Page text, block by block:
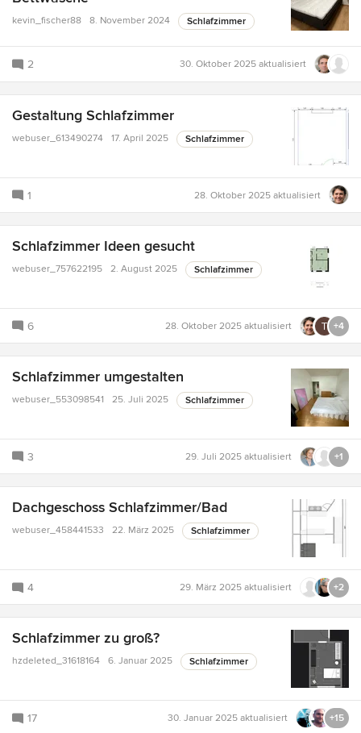
kevin_fischer88 8. November 2024 Schlafzimmer
2 30. Oktober 2025 aktualisiert
Gestaltung Schlafzimmer
webuser_613490274 17. April 2025 Schlafzimmer
1 28. Oktober 2025 aktualisiert
Schlafzimmer Ideen gesucht
webuser_757622195 2. August 2025 Schlafzimmer
6 28. Oktober 2025 aktualisiert +4
Schlafzimmer umgestalten
webuser_553098541 25. Juli 2025 Schlafzimmer
3 29. Juli 2025 aktualisiert +1
Dachgeschoss Schlafzimmer/Bad
webuser_458441533 22. März 2025 Schlafzimmer
4 29. März 2025 aktualisiert +2
Schlafzimmer zu groß?
hzdeleted_31618164 6. Januar 2025 Schlafzimmer
17 30. Januar 2025 aktualisiert +15